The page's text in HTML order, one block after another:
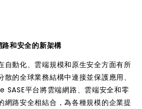
和安全的新架構
自動化、雲端規模和原生安全方面有所
的全球業務結構中連接並保護應用、
SASE平台將雲端網路、雲端安全和零
網路安全相結合，為各種規模的企業提